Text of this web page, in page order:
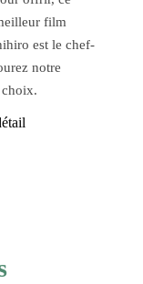
film
est le chef-
notre